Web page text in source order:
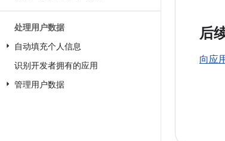
处理用户数据
自动填充个人信息
识别开发者拥有的应用
管理用户数据
后
向应